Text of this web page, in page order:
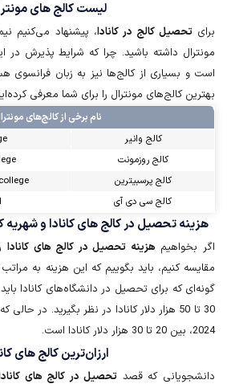
لیست کالج های
برای تحصیل کالج در کانادا، پیشنهاد می‌کنیم
مونترال داشته باشید. چرا که شرایط پذیرش در
است و بسیاری از کالج‌ها نیز به زبان فرانسوی
بهترین کالج‌های مونترال را برای شما معرفی
نام برخی از کالج‌های
کالج وانیر
کالج روزمونت
کالج پرسبیترین
کالج سی دی آی
هزینه تحصیل در کالج های کانادا و شهریه
اگر بخواهیم هزینه تحصیل در کالج های کانادا
مقایسه کنیم، باید بگوییم که این هزینه به
گونه‌ای که برای تحصیل در دانشگاه‌های کانادا
30 تا 50 هزار دلار کانادا در نظر بگیرید. در حالی که
2024، بین 20 تا 30 هزار دلار کانادا است.
ارزان‌ترین کا‌لج ها‌ی
دانشجویانی که قصد تحصیل در کا‌لج ها‌ی